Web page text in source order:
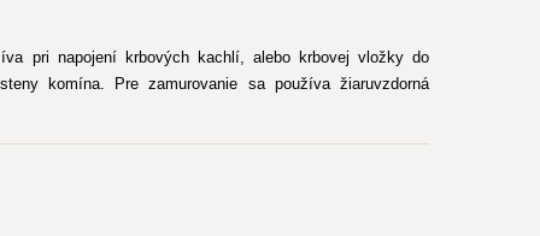
pri napojení krbových kachlí, alebo krbovej vložky do
komína. Pre zamurovanie sa používa žiaruvzdorná